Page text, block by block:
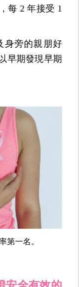
每 2 年接受 1
身旁的親朋好
早期發現早期
第一名。